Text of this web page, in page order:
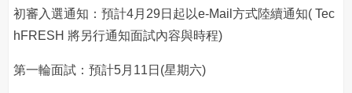
初審入選通知：預計4月29日起以e-Mail方式陸續通知( Tec
hFRESH 將另行通知面試內容與時程)
第一輪面試：預計5月11日(星期六)